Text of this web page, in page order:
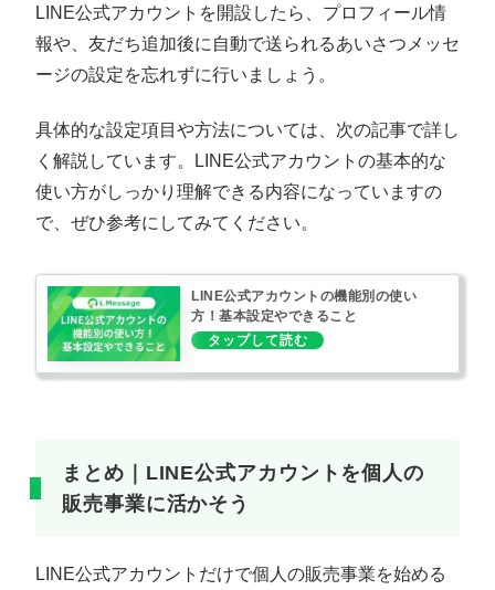
LINE公式アカウントを開設したら、プロフィール情
報や、友だち追加後に自動で送られるあいさつメッセ
ージの設定を忘れずに行いましょう。
具体的な設定項目や方法については、次の記事で詳し
く解説しています。LINE公式アカウントの基本的な
使い方がしっかり理解できる内容になっていますの
で、ぜひ参考にしてみてください。
LINE公式アカウントの機能別の使い
方！基本設定やできること
まとめ｜LINE公式アカウントを個人の
販売事業に活かそう
LINE公式アカウントだけで個人の販売事業を始める